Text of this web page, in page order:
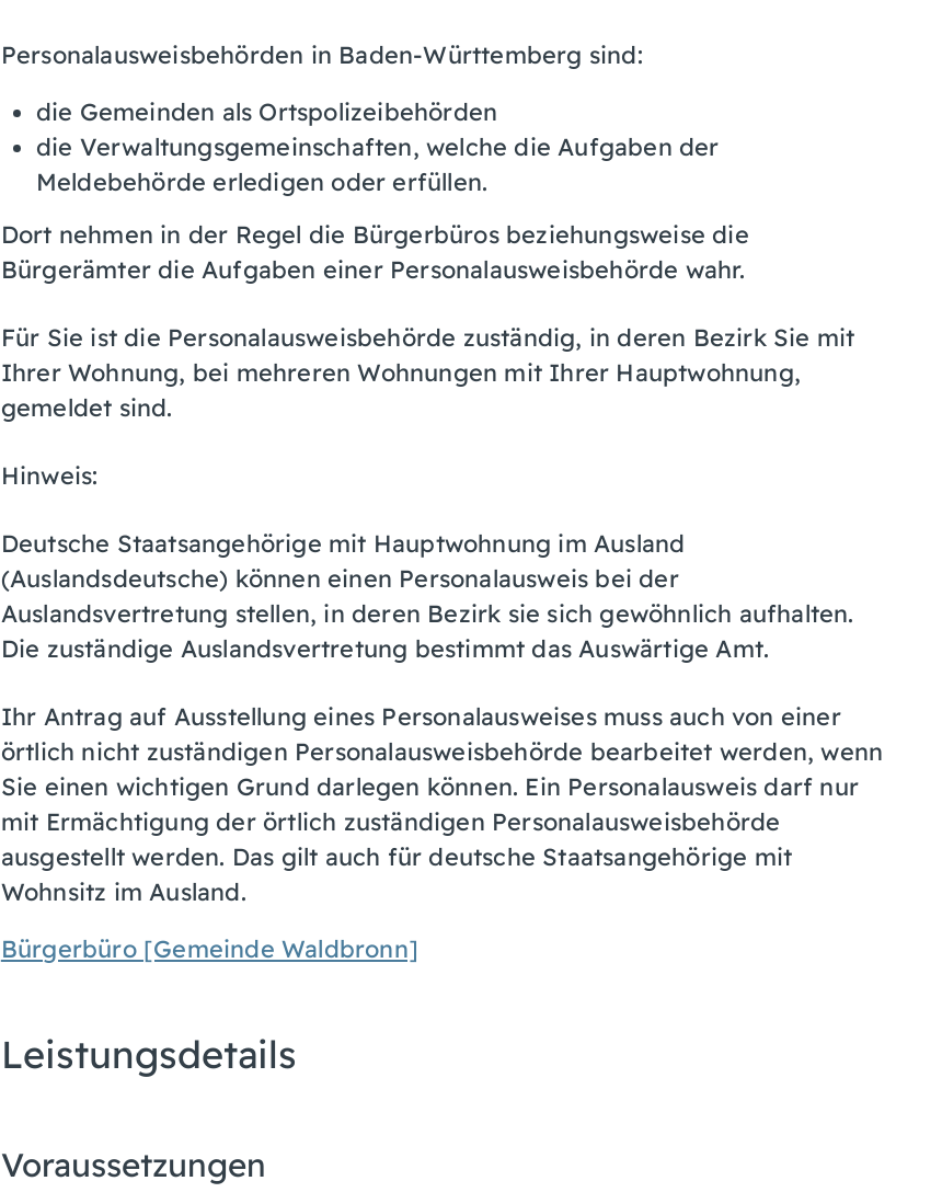
Personalausweisbehörden in Baden-Württemberg sind:
die Gemeinden als Ortspolizeibehörden
die Verwaltungsgemeinschaften, welche die Aufgaben der
Meldebehörde erledigen oder erfüllen.
Dort nehmen in der Regel die Bürgerbüros beziehungsweise die
Bürgerämter die Aufgaben einer Personalausweisbehörde wahr.
Für Sie ist die Personalausweisbehörde zuständig, in deren Bezirk Sie mit
Ihrer Wohnung, bei mehreren Wohnungen mit Ihrer Hauptwohnung,
gemeldet sind.
Hinweis:
Deutsche Staatsangehörige mit Hauptwohnung im Ausland
(Auslandsdeutsche) können einen Personalausweis bei der
Auslandsvertretung stellen, in deren Bezirk sie sich gewöhnlich aufhalten.
Die zuständige Auslandsvertretung bestimmt das Auswärtige Amt.
Ihr Antrag auf Ausstellung eines Personalausweises muss auch von einer
örtlich nicht zuständigen Personalausweisbehörde bearbeitet werden, wenn
Sie einen wichtigen Grund darlegen können. Ein Personalausweis darf nur
mit Ermächtigung der örtlich zuständigen Personalausweisbehörde
ausgestellt werden. Das gilt auch für deutsche Staatsangehörige mit
Wohnsitz im Ausland.
Bürgerbüro [Gemeinde Waldbronn]
Leistungsdetails
Voraussetzungen